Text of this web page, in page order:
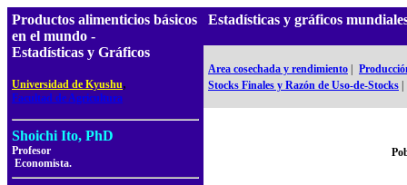
Productos alimenticios básicos
en el mundo -
Estadísticas y Gráficos
Universidad de Kyushu,
Facultad de Agricultura
Shoichi Ito, PhD
Profesor
Economista.
Estadísticas y gráficos
Area cosechada y rendimiento
Stocks Finales y Razón de Uso-de-Stocks